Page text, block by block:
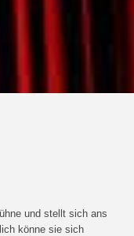
und stellt sich ans
könne sie sich